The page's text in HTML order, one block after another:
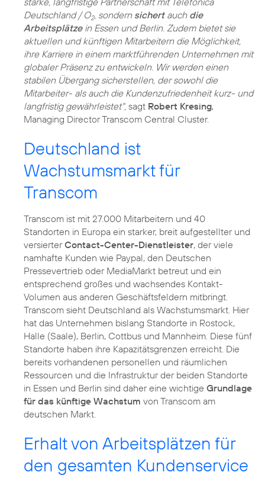
Deutschland / O2, sondern sichertauch die
Arbeitsplätzein Essen und Berlin. Zudem bietet sie
aktuellen und künftigen Mitarbeitern die Möglichkeit,
ihre Karriere in einem marktführenden Unternehmen mit
globaler Präsenz zu entwickeln. Wir werden einen
stabilen Übergang sicherstellen, der sowohl die
Mitarbeiter- als auch die Kundenzufriedenheit kurz- und
langfristig gewährleistet", sagt Robert Kresing,
Managing Director Transcom Central Cluster.
Deutschland ist
Wachstumsmarkt für
Transcom
Transcom ist mit 27.000 Mitarbeitern und 40
Standorten in Europa ein starker, breit aufgestellter und
versierterContact-Center-Dienstleister, der viele
namhafte Kunden wie Paypal, den Deutschen
Pressevertrieb oder MediaMarkt betreut und ein
entsprechend großes und wachsendes Kontakt-
Volumen aus anderen Geschäftsfeldern mitbringt.
Transcom sieht Deutschland als Wachstumsmarkt. Hier
hat das Unternehmen bislang Standorte in Rostock,
Halle (Saale), Berlin, Cottbus und Mannheim. Diese fünf
Standorte haben ihre Kapazitätsgrenzen erreicht. Die
bereits vorhandenen personellen und räumlichen
Ressourcen und die Infrastruktur der beiden Standorte
in Essen und Berlin sind daher eine wichtige Grundlage
für das künftige Wachstum von Transcom am
deutschen Markt.
Erhalt von Arbeitsplätzen für
den gesamten Kundenservice